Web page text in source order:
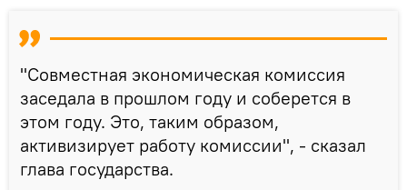
"Совместная экономическая комиссия
заседала в прошлом году и соберется в
этом году. Это, таким образом,
активизирует работу комиссии", - сказал
глава государства.